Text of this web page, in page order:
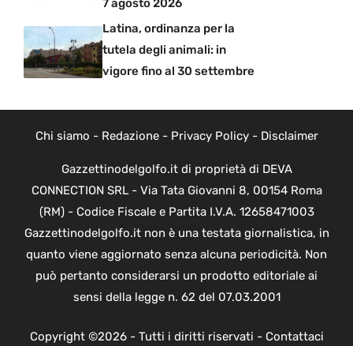
7 agosto 2026
Latina, ordinanza per la
tutela degli animali: in
vigore fino al 30 settembre
Chi siamo - Redazione- Privacy Policy- Disclaimer
Gazzettinodelgolfo.it di proprietà di DEVA
CONNECTION SRL - Via Tata Giovanni 8, 00154 Roma
(RM) - Codice Fiscale e Partita I.V.A. 12658471003
Gazzettinodelgolfo.it non è una testata giornalistica, in
quanto viene aggiornato senza alcuna periodicità. Non
può pertanto considerarsi un prodotto editoriale ai
sensi della legge n. 62 del 07.03.2001
Copyright ©2026 - Tutti i diritti riservati - Contattaci